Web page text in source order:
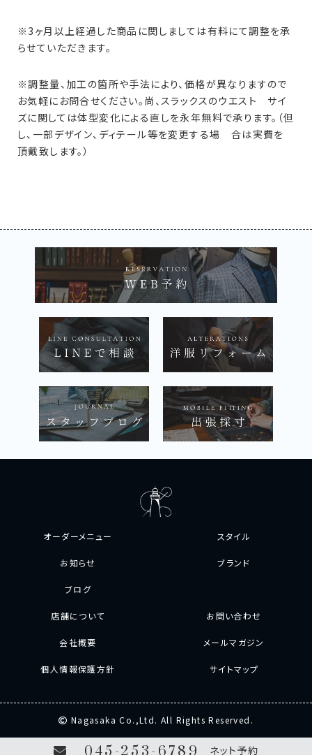
※3ヶ月以上経過した商品に関しましては有料にて調整を承
らせていただきます。
※調整量、加工の箇所や手法により、価格が異なりますので
お気軽にお問合せください。尚、スラックスのウエスト サイ
ズに関しては体型変化による直しを永年無料で承ります。（但
し、一部デザイン、ディテール等を変更する場 合は実費を
頂戴致します。）
オーダーメニュー
お知らせ
ブログ
スタイル
ブランド
店舗について
会社概要
個人情報保護方針
お問い合わせ
メールマガジン
サイトマップ
Nagasaka Co.,Ltd. All Rights Reserved.
045-253-6789 ネット予約